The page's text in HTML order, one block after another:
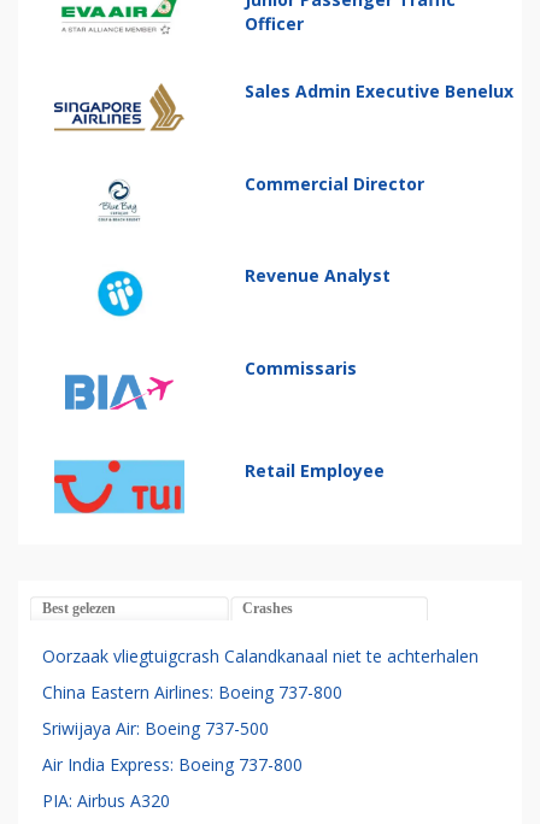
Officer
Sales Admin Executive Benelux
Commercial Director
Revenue Analyst
Commissaris
Retail Employee
Best gelezen Crashes
Oorzaak vliegtuigcrash Calandkanaal niet te achterhalen
China Eastern Airlines: Boeing 737-800
Sriwijaya Air: Boeing 737-500
Air India Express: Boeing 737-800
PIA: Airbus A320